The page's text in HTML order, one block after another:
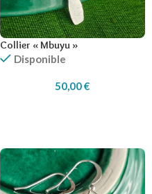
Collier « Mbuyu »
Disponible
50,00€